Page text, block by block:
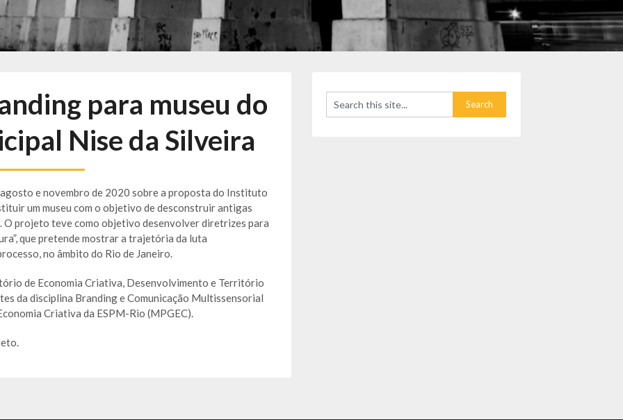
para museu do
Nise da Silveira
e novembro de 2020 sobre a proposta do Instituto
um museu com o objetivo de desconstruir antigas
projeto teve como objetivo desenvolver diretrizes para
que pretende mostrar a trajetória da luta
no âmbito do Rio de Janeiro.
de Economia Criativa, Desenvolvimento e Território
da disciplina Branding e Comunicação Multissensorial
Criativa da ESPM-Rio (MPGEC).